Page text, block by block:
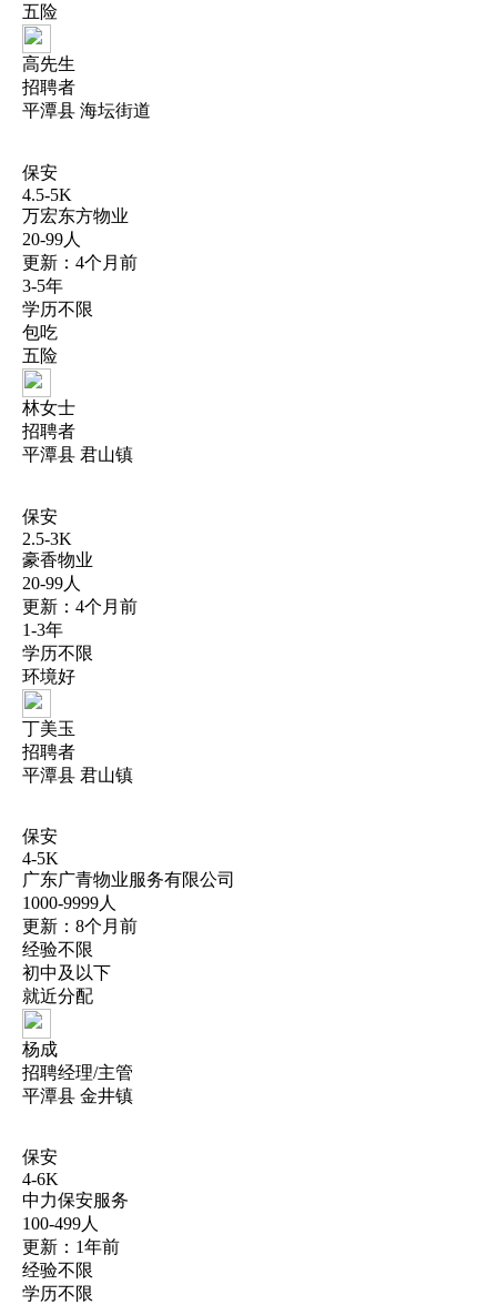
五险
高先生
招聘者
平潭县 海坛街道
保安
4.5-5K
万宏东方物业
20-99人
更新：4个月前
3-5年
学历不限
包吃
五险
林女士
招聘者
平潭县 君山镇
保安
2.5-3K
豪香物业
20-99人
更新：4个月前
1-3年
学历不限
环境好
丁美玉
招聘者
平潭县 君山镇
保安
4-5K
广东广青物业服务有限公司
1000-9999人
更新：8个月前
经验不限
初中及以下
就近分配
杨成
招聘经理/主管
平潭县 金井镇
保安
4-6K
中力保安服务
100-499人
更新：1年前
经验不限
学历不限